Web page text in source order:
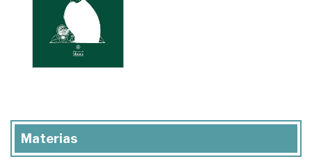
Materias